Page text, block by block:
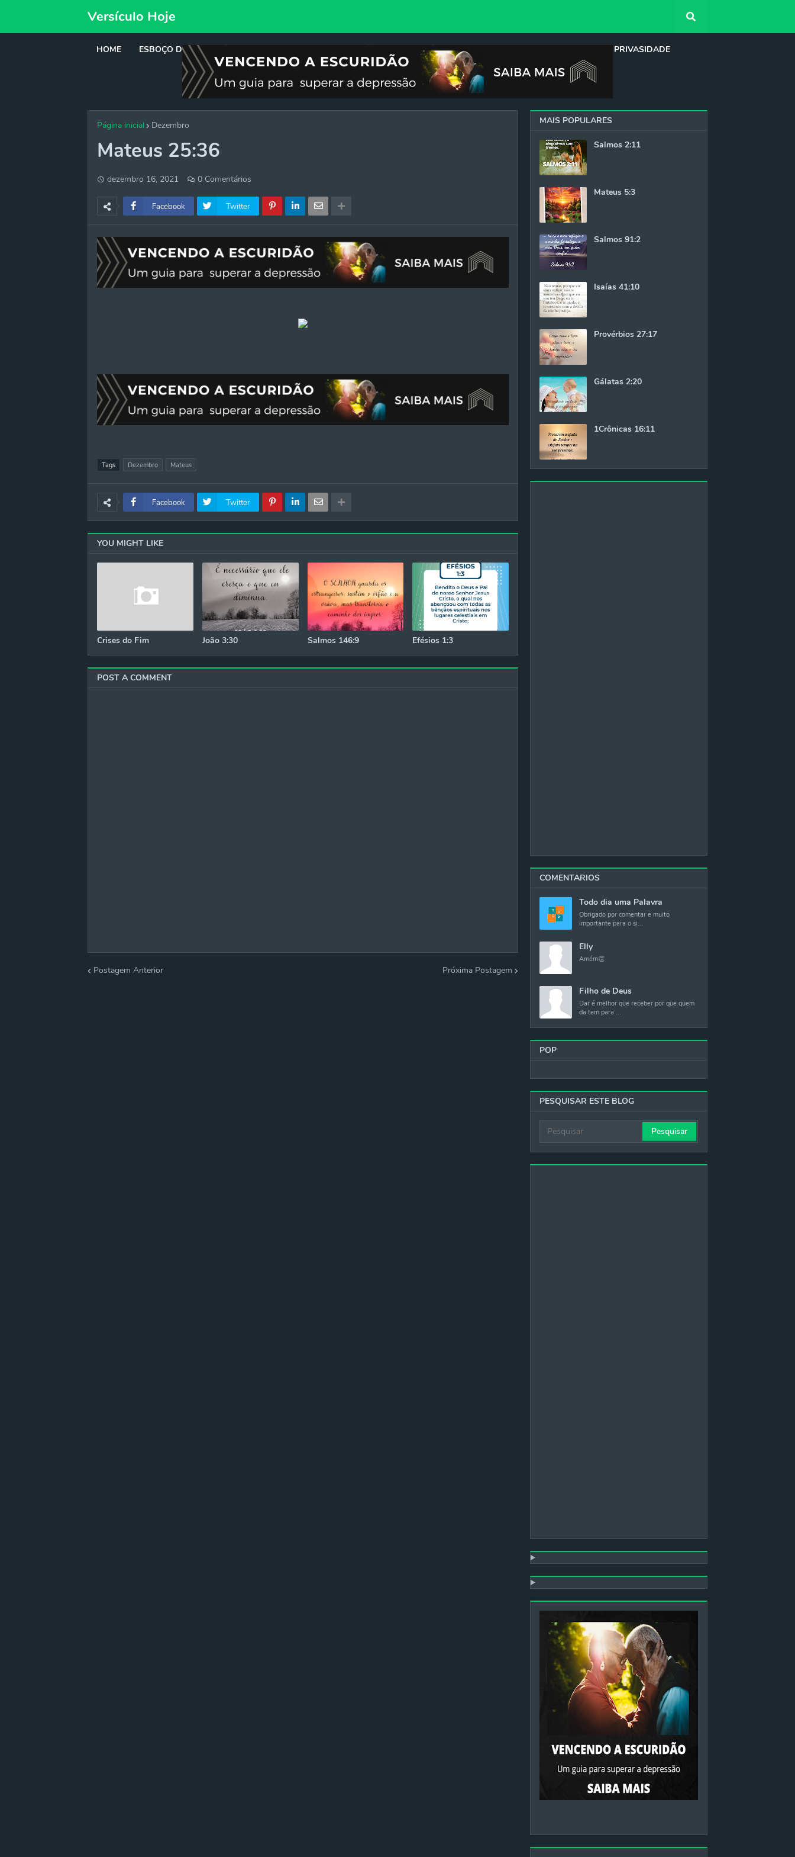
Versículo Hoje
HOME ESBOÇO DE PREGAÇÃO REFLEXÃO CRISES DO FIM PRIVASIDADE
Página inicial Dezembro
Mateus 25:36
dezembro 16, 2021 0 Comentários
Facebook Twitter
Tags Dezembro Mateus
Facebook Twitter
YOU MIGHT LIKE
Crises do Fim João 3:30 Salmos 146:9 Efésios 1:3
POST A COMMENT
Postagem Anterior Próxima Postagem
MAIS POPULARES
Salmos 2:11
Mateus 5:3
Salmos 91:2
Isaías 41:10
Provérbios 27:17
Gálatas 2:20
1Crônicas 16:11
COMENTARIOS
Todo dia uma Palavra
Obrigado por comentar e muito
importante para o si...
Elly
Amém👏
Filho de Deus
Dar é melhor que receber por que quem
da tem para ...
POP
PESQUISAR ESTE BLOG